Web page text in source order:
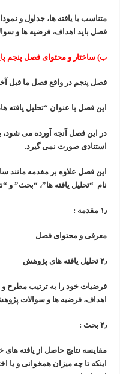
متناسب با یافته ها، جداول و
فصل باید اهداف، فرضیه ها و
ب) ساختار و محتوای فصل پنجم
فصل پنجم در واقع فصل ما قبل
این فصل با عنوان “تحلیل
در این فصل آنجه آورده می شود،
استنادی صورت نمی گیرد.
این فصل علاوه بر مفدمه مانند
نام “تحلیل یافته ها”، “بحث” و
۱٫ مقدمه :
معرفی و محتوای فصل
۲٫ تحلیل یافته های پژوهش
فرضیات خود را به ترتیب مطرح و
اهداف،فرضیه ها و سوالات
۲٫ بحث :
مقایسه نتایج حاصل از یافته
اینکه تا چه میزان همخوانی و یا